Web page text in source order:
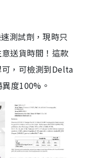
測試劑，現時只
送貨時間！這款
，可檢測到Delta
度100%。